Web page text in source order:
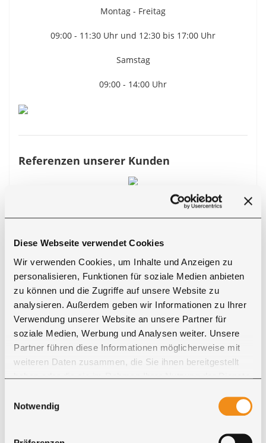
Diese Webseite verwendet Cookies
Wir verwenden Cookies, um Inhalte und Anzeigen zu
personalisieren, Funktionen für soziale Medien anbieten
zu können und die Zugriffe auf unsere Website zu
analysieren. Außerdem geben wir Informationen zu Ihrer
Verwendung unserer Website an unsere Partner für
soziale Medien, Werbung und Analysen weiter. Unsere
Partner führen diese Informationen möglicherweise mit
weiteren Daten zusammen, die Sie ihnen bereitgestellt
haben oder die sie im Rahmen Ihrer Nutzung der Dienste
Cookies, wenn Sie unsere Webseite weiterhin nutzen.
Notwendig
Montag - Freitag
09:00 - 11:30 Uhr und 12:30 bis 17:00 Uhr
Samstag
09:00 - 14:00 Uhr
Referenzen unserer Kunden
" ... Wir sind begeistert von unserem neuen Sideboard.
Marzana G.
" ... Wir sind mit unserem neuen Board sehr zufrieden
und ist immer wieder ein Hingucker. Das Board ist super
schön verarbeitet und wir sind sehr zufrieden ..."
Ina H.
" ... wir lieben unser Sideboard voll und ganz... Alles war